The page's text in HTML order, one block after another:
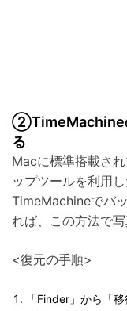
②TimeMachine
る
Macに標準搭載さ
ップツールを利用
TimeMachineでバ
れば、この方法で
<復元の手順>
「Finder」から「